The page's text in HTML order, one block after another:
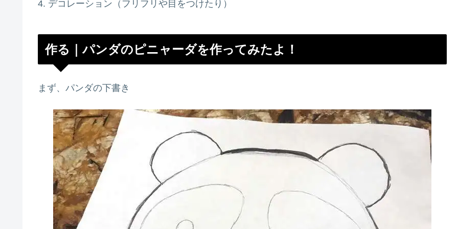
4. デコレーション（フリフリや目をつけたり）
作る｜パンダのピニャーダを作ってみたよ！
まず、パンダの下書き